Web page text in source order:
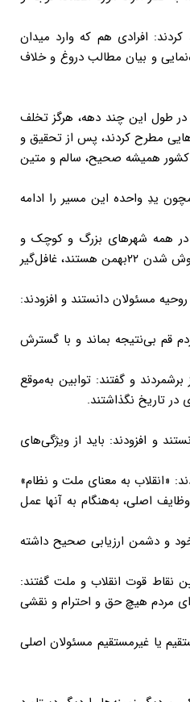
افرادی هم که وارد میدان
و بیان مطالب دروغ و خلاف
در طول این چند دهه، هرگز تخلف
مطرح کردند، پس از تحقیق و
کشور همیشه صحیح، سالم و متین
یدِ واحده این مسیر را ادامه
کشور به خاطر راهپیمایی پرشور ۲۲بهمن، گفتند: ملت در همه شهرهای بزرگ و کوچک و
روستاها، همت و سرزندگی و سرافرازی انقلابی خود را نشان داد و کسانی را که خواهان دل‌مردگی مردم ایران و فراموش شدن ۲۲بهمن هستند، غافل‌گیر
مسئولان دانستند و افزودند:
۱۳۵۶ مردم تبریز را حادثه‌ی تاریخ‌ساز خواندند و گفتند: آن حادثه نگذاشت قیام ۱۹دی مردم قم بی‌نتیجه بماند و با گسترش
به‌هنگام در ادای آن وظیفه را دو ویژگی برجسته حادثه ۲۹بهمن تبریز برشمردند و گفتند: توابین به‌موقع
تاریخ نگذاشتند.
و افزودند: باید از ویژگی‌های
و فتنه‌ها، افزودند: «انقلاب به معنای ملت و نظام»
اصلی، به‌هنگام به آنها عمل
و دشمن ارزیابی صحیح داشته
نقاط قوت انقلاب و ملت گفتند:
مردم هیچ حق و احترام و نقشی
یا غیرمستقیم مسئولان اصلی